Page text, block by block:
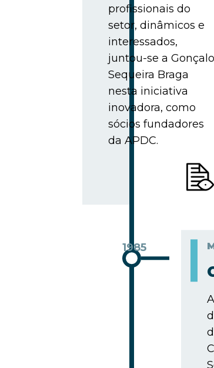
profissionais do
setor, dinâmicos e
interessados,
juntou-se a Gonçalo
Sequeira Braga
nesta iniciativa
inovadora, como
sócios fundadores
da APDC.
1985